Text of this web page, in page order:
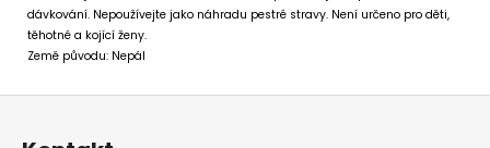
dávkování. Nepoužívejte jako náhradu pestré stravy. Není určeno pro děti,
těhotné a kojící ženy.
Země původu: Nepál
Z